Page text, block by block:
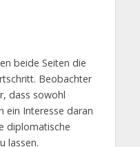
beide Seiten die
Beobachter
dass sowohl
ein Interesse daran
diplomatische
lassen.